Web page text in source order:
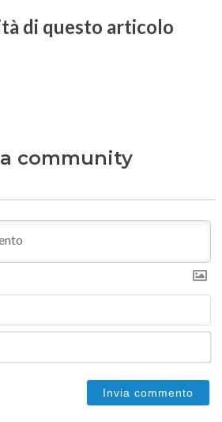
di questo articolo
community